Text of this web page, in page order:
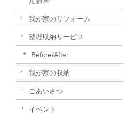
我が家のリフォーム
整理収納サービス
Before/After
我が家の収納
ごあいさつ
イベント